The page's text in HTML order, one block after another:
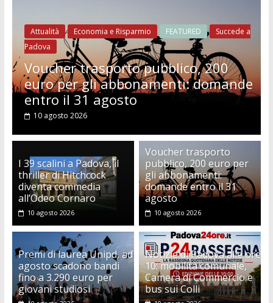
Attualità Economia e Risparmio FEATURED
Succede a
Padova
Voucher trasporto pubblico, 200
euro per gli abbonamenti: domande
entro il 31 agosto
10 agosto 2026
I 39 scalini a Padova, il
thriller di Hitchcock
diventa commedia
all’Odeo Cornaro
10 agosto 2026
Voucher trasporto
pubblico, 200 euro per
gli abbonamenti:
domande entro il 31
agosto
10 agosto 2026
Premi di laurea Unipd, ad
agosto scadono bandi
fino a 3.290 euro per
giovani studiosi
Notizie di Padova alle ore
10: mobilità comunale,
Camera di Commercio e
bus sui Colli